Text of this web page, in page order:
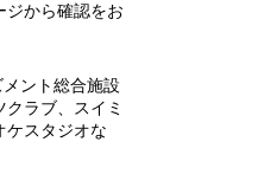
ジから確認をお
ント総合施設
クラブ
スイミ
ケスタジオな